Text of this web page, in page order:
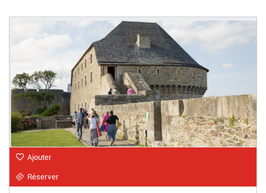
Ajouter
Réserver